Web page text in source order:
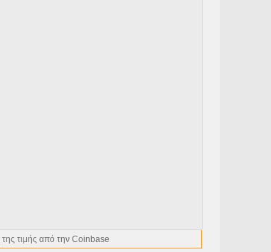
της τιμής από την Coinbase